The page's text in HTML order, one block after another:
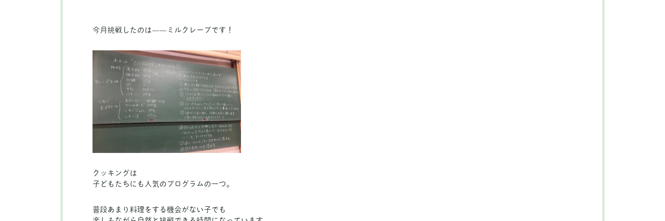
今月挑戦したのは——ミルクレープです！
クッキングは
子どもたちにも人気のプログラムの一つ。
普段あまり料理をする機会がない子でも